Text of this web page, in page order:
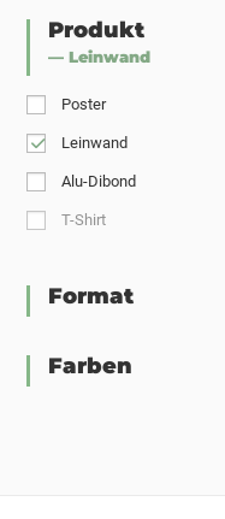
Produkt
— Leinwand
Poster
Leinwand
Alu-Dibond
T-Shirt
Format
Farben